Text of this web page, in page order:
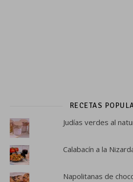
RECETAS
Judías verdes al
Calabacín a la
Napolitanas de